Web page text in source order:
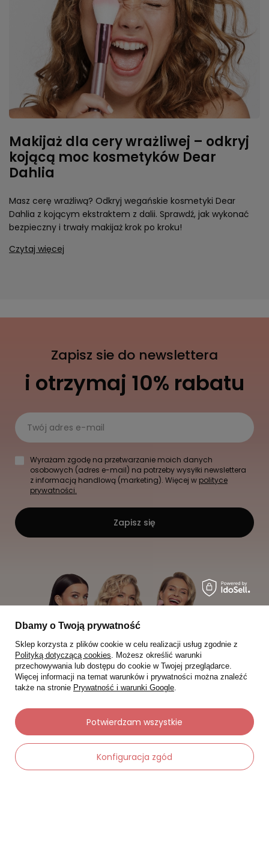
Makijaż dla cery wrażliwej – odkryj
kojącą moc kosmetyków Dear
Dahlia
Masz cerę wrażliwą? Odkryj wegańskie kosmetyki Dear
Dahlia z kojącym ekstraktem z dalii. Sprawdź, jak wykonać
bezpieczny i trwały makijaż krok po kroku!
Czytaj więcej
Zapisz sie do newslettera
i otrzymaj 10% rabatu
Twój adres e-mail
Wyrażam zgodę na przetwarzanie moich danych
osobowych (adres e-mail) na potrzeby wysyłki newslettera
z informacją handlową (marketing). Więcej w polityce
prywatności.
Zapisz się
Moje zamówienia
Status zamówienia
Dbamy o Twoją prywatność
Sklep korzysta z plików cookie w celu realizacji usług zgodnie z
Polityką dotyczącą cookies. Możesz określić warunki
przechowywania lub dostępu do cookie w Twojej przeglądarce.
Więcej informacji na temat warunków i prywatności można znaleźć
także na stronie Prywatność i warunki Google.
Konfiguracja zgód
Potwierdzam wszystkie